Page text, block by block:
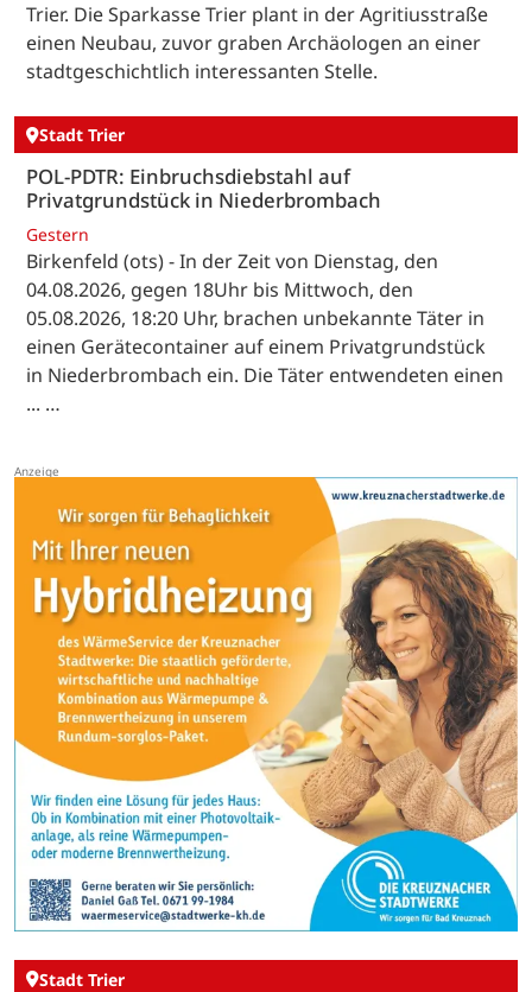
Trier. Die Sparkasse Trier plant in der Agritiusstraße
einen Neubau, zuvor graben Archäologen an einer
stadtgeschichtlich interessanten Stelle.
Stadt Trier
POL-PDTR: Einbruchsdiebstahl auf
Privatgrundstück in Niederbrombach
Gestern
Birkenfeld (ots) - In der Zeit von Dienstag, den
04.08.2026, gegen 18Uhr bis Mittwoch, den
05.08.2026, 18:20 Uhr, brachen unbekannte Täter in
einen Gerätecontainer auf einem Privatgrundstück
in Niederbrombach ein. Die Täter entwendeten einen
... …
Stadt Trier